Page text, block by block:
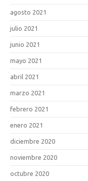
agosto 2021
julio 2021
junio 2021
mayo 2021
abril 2021
marzo 2021
febrero 2021
enero 2021
diciembre 2020
noviembre 2020
octubre 2020